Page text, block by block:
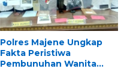
Polres Majene Ungkap
Fakta Peristiwa
Pembunuhan Wanita